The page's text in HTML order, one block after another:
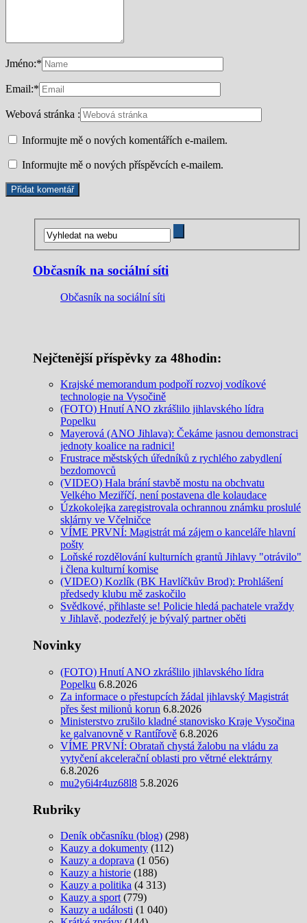
Jméno:*
Email:*
Webová stránka :
Informujte mě o nových komentářích e-mailem.
Informujte mě o nových příspěvcích e-mailem.
Občasník na sociální síti
Občasník na sociální síti
Nejčtenější příspěvky za 48hodin:
Krajské memorandum podpoří rozvoj vodíkové
technologie na Vysočině
(FOTO) Hnutí ANO zkrášlilo jihlavského lídra
Popelku
Mayerová (ANO Jihlava): Čekáme jasnou demonstraci
jednoty koalice na radnici!
Frustrace městských úředníků z rychlého zabydlení
bezdomovců
(VIDEO) Hala brání stavbě mostu na obchvatu
Velkého Meziříčí, není postavena dle kolaudace
Úzkokolejka zaregistrovala ochrannou známku proslulé
sklárny ve Včelničce
VÍME PRVNÍ: Magistrát má zájem o kanceláře hlavní
pošty
Loňské rozdělování kulturních grantů Jihlavy "otrávilo"
i člena kulturní komise
(VIDEO) Kozlík (BK Havlíčkův Brod): Prohlášení
předsedy klubu mě zaskočilo
Svědkové, přihlaste se! Policie hledá pachatele vraždy
v Jihlavě, podezřelý je bývalý partner oběti
Novinky
(FOTO) Hnutí ANO zkrášlilo jihlavského lídra
Popelku 6.8.2026
Za informace o přestupcích žádal jihlavský Magistrát
přes šest milionů korun 6.8.2026
Ministerstvo zrušilo kladné stanovisko Kraje Vysočina
ke galvanovně v Rantířově 6.8.2026
VÍME PRVNÍ: Obrataň chystá žalobu na vládu za
vytyčení akcelerační oblasti pro větrné elektrárny
6.8.2026
mu2y6i4r4uz68l8 5.8.2026
Rubriky
Deník občasníku (blog) (298)
Kauzy a dokumenty (112)
Kauzy a doprava (1 056)
Kauzy a historie (188)
Kauzy a politika (4 313)
Kauzy a sport (779)
Kauzy a události (1 040)